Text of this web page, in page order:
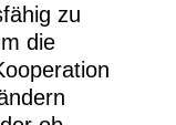
zu
die